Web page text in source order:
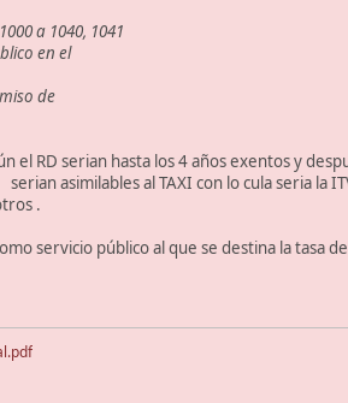
a 1040, 1041
en el
de
RD serian hasta los 4 años exentos y
asimilables al TAXI con lo cula seria la
.
servicio público al que se destina la tasa